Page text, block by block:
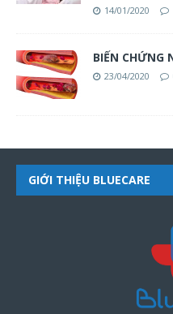
14/01/2020
BIẾN CHỨNG
23/04/2020
GIỚI THIỆU BLUECARE